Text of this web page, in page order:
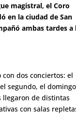
magistral, el Coro
en la ciudad de San
ambas tardes a
dos conciertos: el
segundo, el
llegaron de distintas
con salas